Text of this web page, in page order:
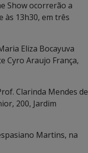
Show ocorrerão a
às 13h30, em três
Eliza Bocayuva
Cyro Araujo França,
Clarinda Mendes de
200, Jardim
Martins, na